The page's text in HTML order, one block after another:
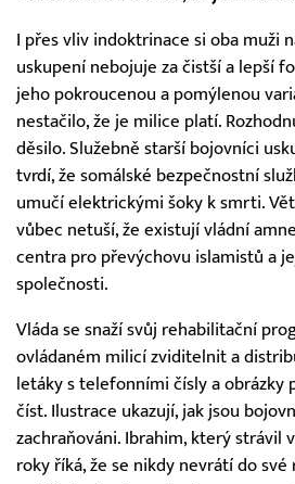
I přes vliv indoktrinace si oba muži
uskupení nebojuje za čistší a lepší
jeho pokroucenou a pomýlenou
nestačilo, že je milice platí.
děsilo. Služebně starší bojovníci
tvrdí, že somálské bezpečnostní
umučí elektrickými šoky k smrti.
vůbec netuší, že existují vládní
centra pro převýchovu islamistů a
společnosti.
Vláda se snaží svůj rehabilitační
ovládaném milicí zviditelnit a
letáky s telefonními čísly a obrázky
číst. Ilustrace ukazují, jak jsou
zachraňováni. Ibrahim, který strávil
roky říká, že se nikdy nevrátí do své